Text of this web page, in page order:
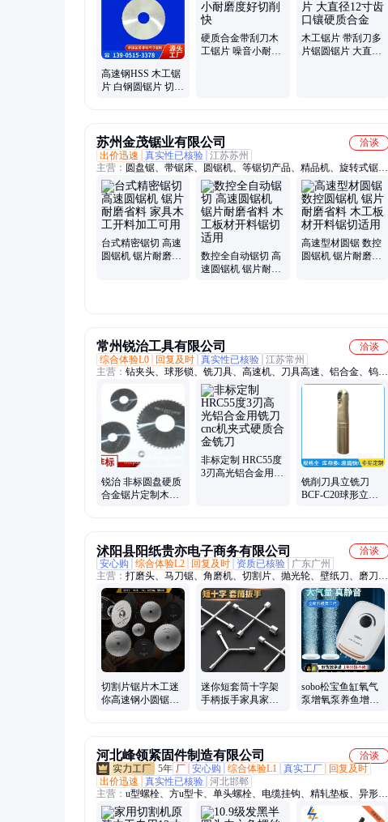
具、包装机刀片、吨袋拆包机刀片、吨袋拆袋机刀片、异形刀片、破
袋机刀片、破包机刀片、不锈钢刀片、硬质合金刀片、吨袋拆包器、
吨袋破袋刀
高速钢HSS 木工锯
片 白钢圆锯片 切削
硬质合金带刮刀木
工锯片 噪音小耐磨
木工锯片 带刮刀多
片锯圆锯片 大直径
苏州金茂锯业有限公司
洽谈
出价迅速
真实性已核验 江苏苏州
主营： 圆盘锯、带锯床、圆锯机、等锯切产品、精品机、旋转式锯
床、锯铝专用锯床
台式精密锯切 高速
圆锯机 锯片耐磨省
数控全自动锯切 高
速圆锯机 锯片耐磨
高速型材圆锯 数控
圆锯机 锯片耐磨省
常州锐治工具有限公司
洽谈
综合体验L0
回复及时 真实性已核验 江苏常州
主营： 钻夹头、球形锁、铣刀具、高速机、刀具高速、铝合金、钨钢
机、铣刀cnc、铣刀直柄、铣刀硬质、铣刀螺旋、涂层铣刀、合金钻
头、粗皮铣刀、合金铣刀、钨钢涂层、精密刀具、硬质合金、铣刀定
做、铣刀钻头、专用铣刀、钨钢铣刀、阶梯钻头、白钢刀片、面铣刀
盘
锐治 非标圆盘硬质
合金锯片定制木工
非标定制 HRC55度
3刃高光铝合金用铣
铣削刀具立铣刀
BCF-C20球形立铣
沭阳县阳纸贵亦电子商务有限公司
洽谈
安心购
综合体验L2 回复及时 资质已核验
广东广州
主营： 打磨头、马刀锯、角磨机、切割片、抛光轮、壁纸刀、磨刀
石、电缆线、往复锯、收线盘、螺丝刀、磨刀棒、绕线盘、电动车、
冷缩管、打气泵、打气筒、千叶轮、美工刀、手磨机、筑工具、卷线
盘、电动锯、打磨机、绝缘管、电缆附件
切割片锯片木工迷
你高速钢小圆锯片
迷你短套筒十字架
手柄扳手家具家电
sobo松宝鱼缸氧气
泵增氧泵养鱼增氧
河北峰领紧固件制造有限公司
洽谈
5年 厂 安心购 综合体验L1 真实工厂
回复及时
出价迅速
真实性已核验 河北邯郸
主营： u型螺栓、方u型卡、单头螺栓、电缆挂钩、精轧垫板、异形钩
子、9字地脚螺栓、高强度地脚螺栓、地脚螺栓、预埋钢板、双头螺